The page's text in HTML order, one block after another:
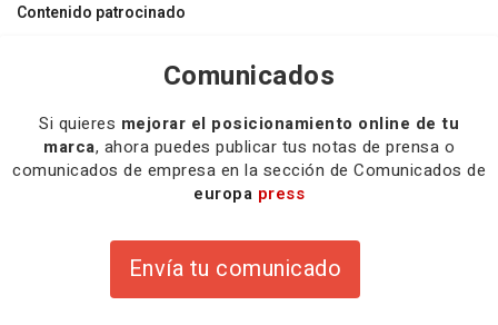
Contenido patrocinado
Comunicados
Si quieres mejorar el posicionamiento online de tu
marca, ahora puedes publicar tus notas de prensa o
comunicados de empresa en la sección de Comunicados de
europa press
Envía tu comunicado